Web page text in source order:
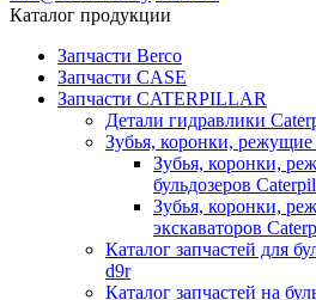
Каталог продукции
Запчасти Berco
Запчасти CASE
Запчасти CATERPILLAR
Детали гидравлики
Зубья, коронки, режущие
Зубья, коронки,
бульдозеров
Зубья, коронки,
экскаваторов
Каталог запчастей для
d9r
Каталог запчастей на